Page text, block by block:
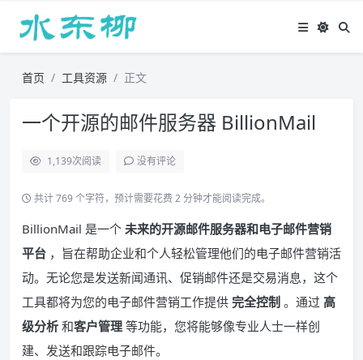
首页 工具资源 正文
一个开源的邮件服务器 BillionMail
1,139次阅读 没有评论
共计 769 个字符，预计需要花费 2 分钟才能阅读完成。
BillionMail 是一个 未来的开源邮件服务器和电子邮件营销
平台 ，旨在帮助企业和个人轻松管理他们的电子邮件营销活
动。无论您是发送新闻通讯、促销邮件还是交易消息，这个
工具都将为您的电子邮件营销工作提供 完全控制 。通过 高
级分析 和客户管理 等功能，您将能够像专业人士一样创
建、发送和跟踪电子邮件。